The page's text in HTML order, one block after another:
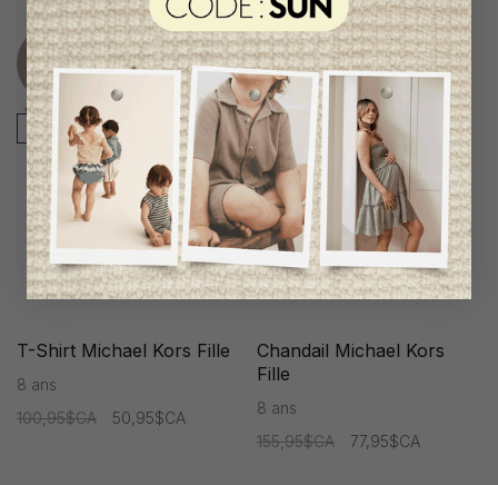
Item
unique
-50%
T-Shirt Michael Kors Fille
8 ans
100,95$CA
50,95$CA
Item
unique
-50%
Chandail Michael Kors
Fille
8 ans
155,95$CA
77,95$CA